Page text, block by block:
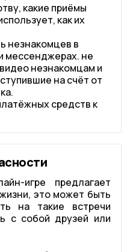
какие приёмы
как их
незнакомцев в
мессенджерах. не
незнакомцам и
на счёт от
средств к
игре предлагает
это может быть
на такие встречи
с собой друзей или